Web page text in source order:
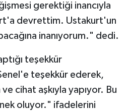
gerektiği inancıyla
devrettim. Ustakurt'un
inanıyorum." dedi.
teşekkür
teşekkür ederek,
cihat aşkıyla yapıyor. Bu
oluyor." ifadelerini